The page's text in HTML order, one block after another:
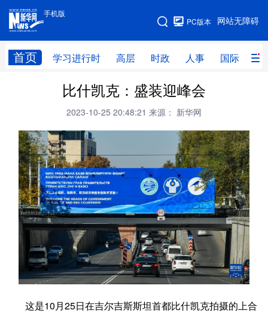
手机版
网站无障碍
PC版本
首页 学习进行时 高层 时政 人事 国际 财
手机版
网站地图
高层 时政
财经 网评
台湾 思客智库 全球连线 教育
科技 科创 量子 体育
文化 书画 健康 军事
访谈 视频 图片 政务
法律 中央文件 金融 汽车
食品 人居 信息化 数字经济
比什凯克：盛装迎峰会
2023-10-25 20:48:21 来源： 新华网
这是10月25日在吉尔吉斯斯坦首都比什凯克拍摄的上合